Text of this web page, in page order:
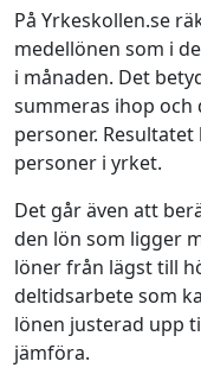
På Yrkeskollen.se
medellönen som i
i månaden. Det
summeras ihop och
personer.
personer i yrket.
Det går även att
den lön som ligger
löner från lägst till
deltidsarbete som
lönen justerad upp
jämföra.